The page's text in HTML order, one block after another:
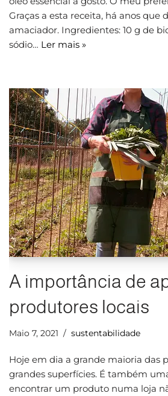
Graças a esta receita, há anos que
amaciador. Ingredientes: 10 g de
sódio… Ler mais »
A importância de
produtores locais
Maio 7, 2021 sustentabilidade
Hoje em dia a grande maioria das
grandes superfícies. É também
encontrar um produto numa loja